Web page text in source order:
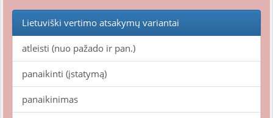
Lietuviški vertimo atsakymų variantai
atleisti (nuo pažado ir pan.)
panaikinti (įstatymą)
panaikinimas